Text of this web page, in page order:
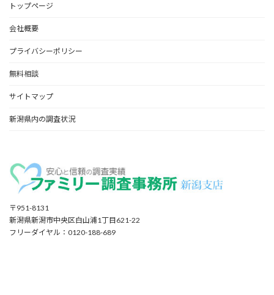
トップページ
会社概要
プライバシーポリシー
無料相談
サイトマップ
新潟県内の調査状況
〒951-8131
新潟県新潟市中央区白山浦1丁目621-22
フリーダイヤル：0120-188-689